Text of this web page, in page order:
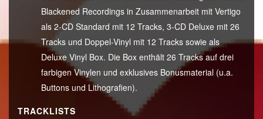
Blackened Recordings in Zusammenarbeit mit Vertigo
als 2-CD Standard mit 12 Tracks, 3-CD Deluxe mit 26
Tracks und Doppel-Vinyl mit 12 Tracks sowie als
Deluxe Vinyl Box. Die Box enthält 26 Tracks auf drei
farbigen Vinylen und exklusives Bonusmaterial (u.a.
Buttons und Lithografien).
TRACKLISTS